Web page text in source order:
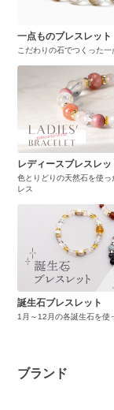
一点ものブレスレット
こだわりの石でつくった
レディースブレスレッ
色とりどりの天然石を使
レス
誕生石ブレスレット
1月～12月の各誕生石を使
ブランド